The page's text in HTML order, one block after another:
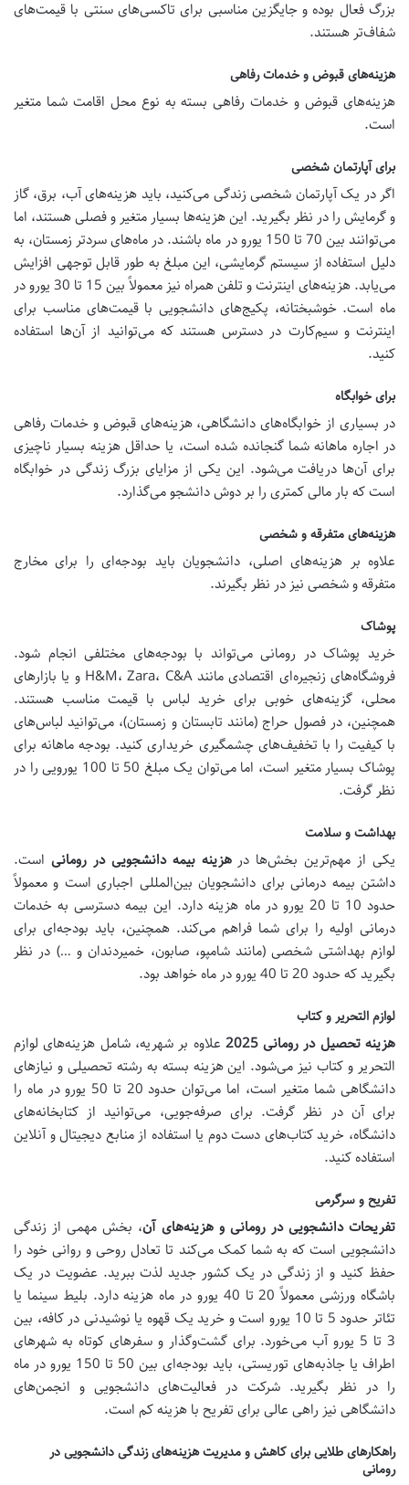
بزرگ فعال بوده و جایگزین مناسبی برای تاکسی‌های سنتی با قیمت‌های
شفاف‌تر هستند.
هزینه‌های قبوض و خدمات رفاهی
هزینه‌های قبوض و خدمات رفاهی بسته به نوع محل اقامت شما متغیر
است.
برای آپارتمان شخصی
اگر در یک آپارتمان شخصی زندگی می‌کنید، باید هزینه‌های آب، برق، گاز
و گرمایش را در نظر بگیرید. این هزینه‌ها بسیار متغیر و فصلی هستند، اما
می‌توانند بین 70 تا 150 یورو در ماه باشند. در ماه‌های سردتر زمستان، به
دلیل استفاده از سیستم گرمایشی، این مبلغ به طور قابل توجهی افزایش
می‌یابد. هزینه‌های اینترنت و تلفن همراه نیز معمولاً بین 15 تا 30 یورو در
ماه است. خوشبختانه، پکیج‌های دانشجویی با قیمت‌های مناسب برای
اینترنت و سیم‌کارت در دسترس هستند که می‌توانید از آن‌ها استفاده
کنید.
برای خوابگاه
در بسیاری از خوابگاه‌های دانشگاهی، هزینه‌های قبوض و خدمات رفاهی
در اجاره ماهانه شما گنجانده شده است، یا حداقل هزینه بسیار ناچیزی
برای آن‌ها دریافت می‌شود. این یکی از مزایای بزرگ زندگی در خوابگاه
است که بار مالی کمتری را بر دوش دانشجو می‌گذارد.
هزینه‌های متفرقه و شخصی
علاوه بر هزینه‌های اصلی، دانشجویان باید بودجه‌ای را برای مخارج
متفرقه و شخصی نیز در نظر بگیرند.
پوشاک
خرید پوشاک در رومانی می‌تواند با بودجه‌های مختلفی انجام شود.
فروشگاه‌های زنجیره‌ای اقتصادی مانند H&M، Zara، C&A و یا بازارهای
محلی، گزینه‌های خوبی برای خرید لباس با قیمت مناسب هستند.
همچنین، در فصول حراج (مانند تابستان و زمستان)، می‌توانید لباس‌های
با کیفیت را با تخفیف‌های چشمگیری خریداری کنید. بودجه ماهانه برای
پوشاک بسیار متغیر است، اما می‌توان یک مبلغ 50 تا 100 یورویی را در
نظر گرفت.
بهداشت و سلامت
یکی از مهم‌ترین بخش‌ها در هزینه بیمه دانشجویی در رومانی است.
داشتن بیمه درمانی برای دانشجویان بین‌المللی اجباری است و معمولاً
حدود 10 تا 20 یورو در ماه هزینه دارد. این بیمه دسترسی به خدمات
درمانی اولیه را برای شما فراهم می‌کند. همچنین، باید بودجه‌ای برای
لوازم بهداشتی شخصی (مانند شامپو، صابون، خمیردندان و …) در نظر
بگیرید که حدود 20 تا 40 یورو در ماه خواهد بود.
لوازم التحریر و کتاب
هزینه تحصیل در رومانی 2025
علاوه بر شهریه، شامل هزینه‌های لوازم
التحریر و کتاب نیز می‌شود. این هزینه بسته به رشته تحصیلی و نیازهای
دانشگاهی شما متغیر است، اما می‌توان حدود 20 تا 50 یورو در ماه را
برای آن در نظر گرفت. برای صرفه‌جویی، می‌توانید از کتابخانه‌های
دانشگاه، خرید کتاب‌های دست دوم یا استفاده از منابع دیجیتال و آنلاین
استفاده کنید.
تفریح و سرگرمی
تفریحات دانشجویی در رومانی و هزینه‌های آن، بخش مهمی از زندگی
دانشجویی است که به شما کمک می‌کند تا تعادل روحی و روانی خود را
حفظ کنید و از زندگی در یک کشور جدید لذت ببرید. عضویت در یک
باشگاه ورزشی معمولاً 20 تا 40 یورو در ماه هزینه دارد. بلیط سینما یا
تئاتر حدود 5 تا 10 یورو است و خرید یک قهوه یا نوشیدنی در کافه، بین
3 تا 5 یورو آب می‌خورد. برای گشت‌وگذار و سفرهای کوتاه به شهرهای
اطراف یا جاذبه‌های توریستی، باید بودجه‌ای بین 50 تا 150 یورو در ماه
را در نظر بگیرید. شرکت در فعالیت‌های دانشجویی و انجمن‌های
دانشگاهی نیز راهی عالی برای تفریح با هزینه کم است.
راهکارهای طلایی برای کاهش و مدیریت هزینه‌های زندگی دانشجویی در
رومانی